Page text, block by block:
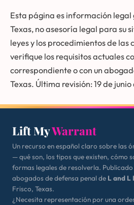
Esta página es información legal
Texas, no asesoría legal para su
leyes y los procedimientos de las
verifique los requisitos actuales
correspondiente o con un
Texas. Última revisión: 19 de
Lift MyWarrant
Un recurso en español claro sobre las
— qué son, los tipos que existen, cómo
formas legales de resolverla.
abogados de defensa penal de L and L
Frisco, Texas.
¿Necesita representación por una